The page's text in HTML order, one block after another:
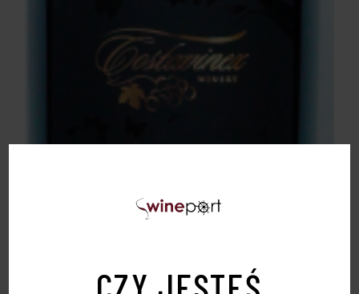
WINO COSTAVINEX CABERNET SAV.